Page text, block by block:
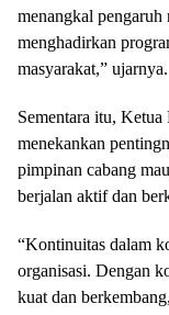
menangkal pengaruh
menghadirkan
masyarakat,” ujarnya.
Sementara itu,
menekankan
pimpinan cabang
berjalan aktif dan
“Kontinuitas dalam
organisasi. Dengan
kuat dan